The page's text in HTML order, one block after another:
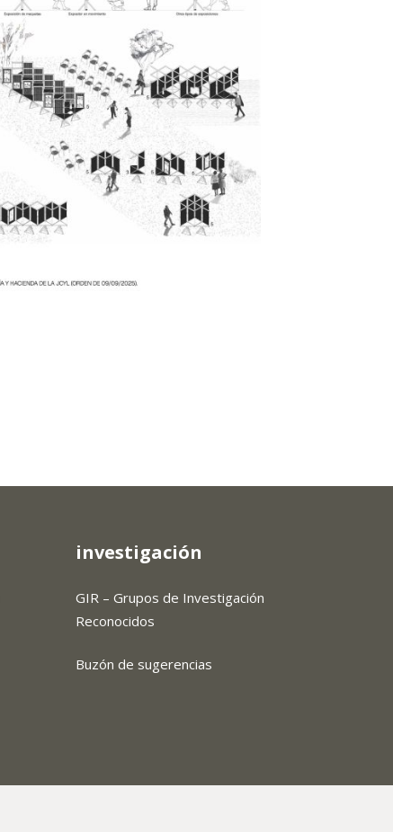
investigación
GIR – Grupos de Investigación
Reconocidos
Buzón de sugerencias